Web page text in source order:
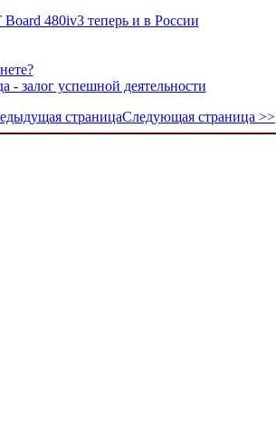
480iv3 теперь и в России
залог успешной деятельности
страницаСледующая страница >>